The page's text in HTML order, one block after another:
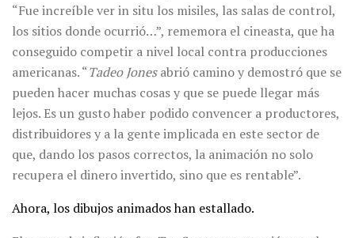
“Fue increíble ver in situ los misiles, las salas de control,
los sitios donde ocurrió…”, rememora el cineasta, que ha
conseguido competir a nivel local contra producciones
americanas. “Tadeo Jonesabrió camino y demostró que se
pueden hacer muchas cosas y que se puede llegar más
lejos. Es un gusto haber podido convencer a productores,
distribuidores y a la gente implicada en este sector de
que, dando los pasos correctos, la animación no solo
recupera el dinero invertido, sino que es rentable”.
Ahora, los dibujos animados han estallado.